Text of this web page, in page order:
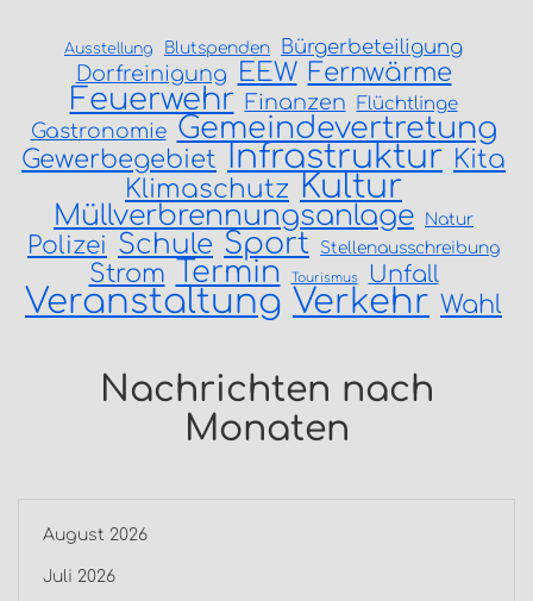
Ausstellung Blutspenden Bürgerbeteiligung
Dorfreinigung EEW Fernwärme
Feuerwehr Finanzen Flüchtlinge
Gastronomie Gemeindevertretung
Gewerbegebiet Infrastruktur Kita
Klimaschutz Kultur
Müllverbrennungsanlage Natur
Polizei Schule Sport Stellenausschreibung
Strom Termin Tourismus Unfall
Veranstaltung Verkehr Wahl
Nachrichten nach
Monaten
August 2026
Juli 2026